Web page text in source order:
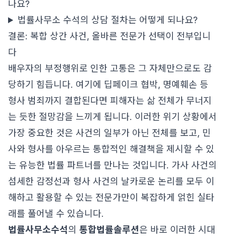
나요?
법률사무소 수석의 상담 절차는 어떻게 되나요?
결론: 복합 상간 사건, 올바른 전문가 선택이 전부입니
다
배우자의 부정행위로 인한 고통은 그 자체만으로도 감
당하기 힘듭니다. 여기에 딥페이크 협박, 명예훼손 등
형사 범죄까지 결합된다면 피해자는 삶 전체가 무너지
는 듯한 절망감을 느끼게 됩니다. 이러한 위기 상황에서
가장 중요한 것은 사건의 일부가 아닌 전체를 보고, 민
사와 형사를 아우르는 통합적인 해결책을 제시할 수 있
는 유능한 법률 파트너를 만나는 것입니다. 가사 사건의
섬세한 감정선과 형사 사건의 날카로운 논리를 모두 이
해하고 활용할 수 있는 전문가만이 복잡하게 얽힌 실타
래를 풀어낼 수 있습니다.
법률사무소수석의 통합법률솔루션은 바로 이러한 시대